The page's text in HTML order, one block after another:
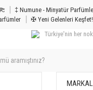
Mum & Bakım 𐦝 ‡ Numune - Minyatür
✠ Yeni Gelenleri Keşfet!
Türkiye'nin her